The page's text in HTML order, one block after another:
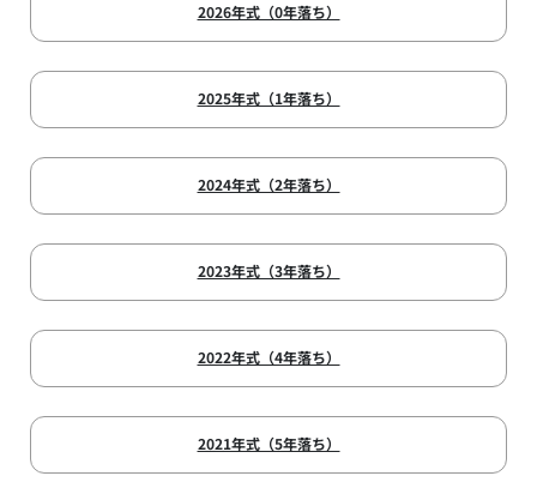
2026年式（0年落ち）
2025年式（1年落ち）
2024年式（2年落ち）
2023年式（3年落ち）
2022年式（4年落ち）
2021年式（5年落ち）